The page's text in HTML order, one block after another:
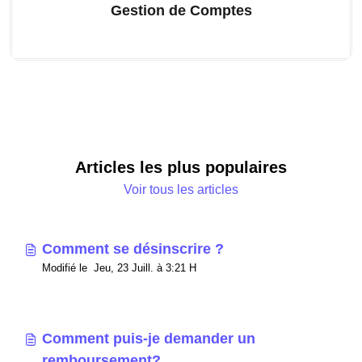
Gestion de Comptes
Articles les plus populaires
Voir tous les articles
Comment se désinscrire ?
Modifié le Jeu, 23 Juill. à 3:21 H
Comment puis-je demander un